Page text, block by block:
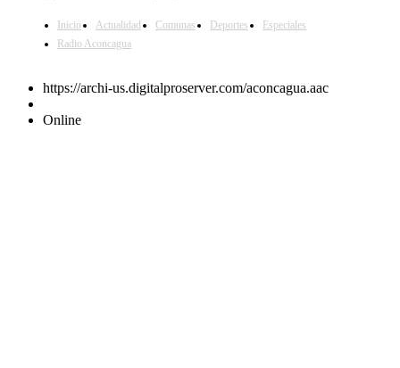
Inicio Actualidad Comunas Deportes
Especiales
Radio Aconcagua
https://archi-us.digitalproserver.com/aconcagua.aac
Online